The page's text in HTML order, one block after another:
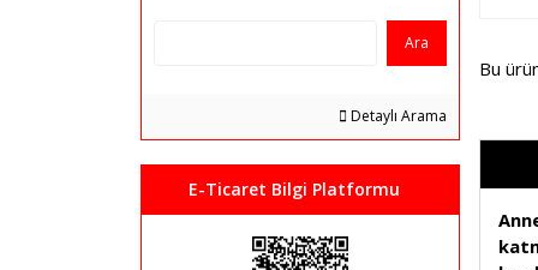
Ara
Detaylı Arama
E-Ticaret Bilgi Platformu
Bu